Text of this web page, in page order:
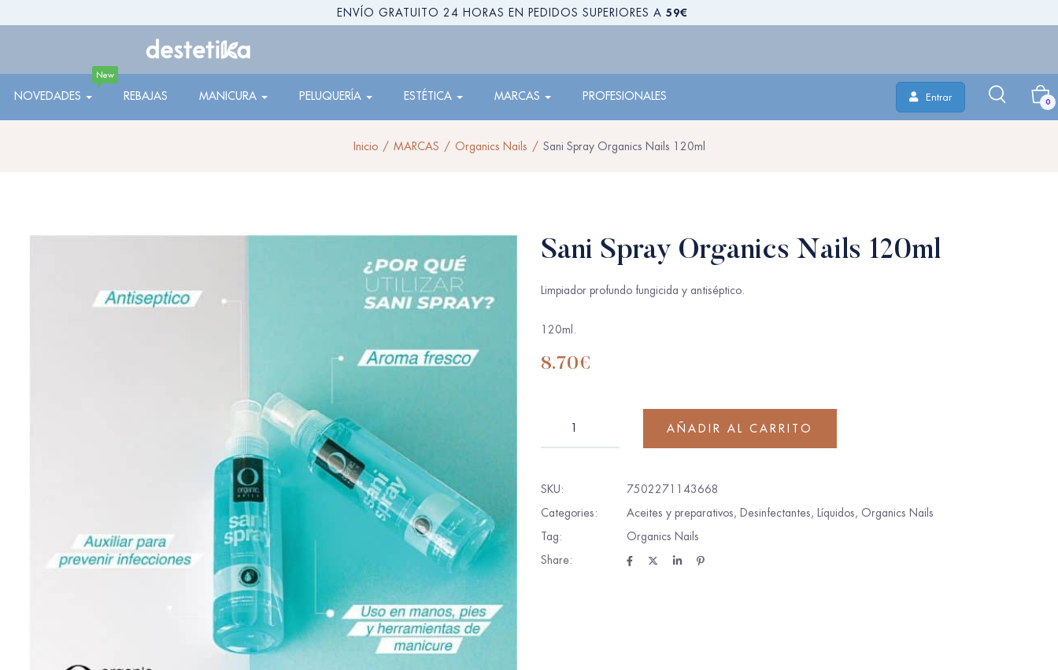
ENVÍO GRATUITO 24 HORAS EN PEDIDOS SUPERIORES A 59€
NOVEDADES
New
REBAJAS MANICURA PELUQUERÍA ESTÉTICA MARCAS PROFESIONALES Entrar 0
Inicio MARCAS Organics Nails Sani Spray Organics Nails 120ml
Sani Spray Organics Nails 120ml
Limpiador profundo fungicida y antiséptico.
120ml.
8.70€
AÑADIR AL CARRITO
SKU:
7502271143668
Categories:
Aceites y preparativos, Desinfectantes, Líquidos, Organics Nails
Tag:
Organics Nails
Share: